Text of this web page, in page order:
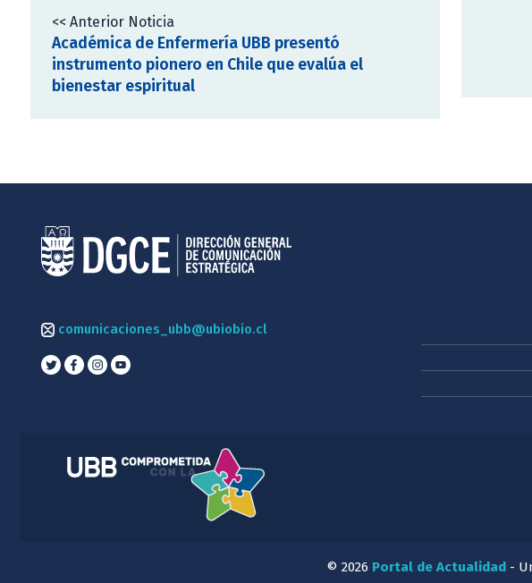
<< Anterior Noticia
Académica de Enfermería UBB presentó
instrumento pionero en Chile que evalúa el
bienestar espiritual
comunicaciones_ubb@ubiobio.cl
© 2026 Portal de Actualidad-